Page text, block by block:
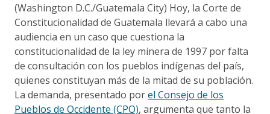
(Washington D.C./Guatemala City) Hoy, la Corte de
Constitucionalidad de Guatemala llevará a cabo una
audiencia en un caso que cuestiona la
constitucionalidad de la ley minera de 1997 por falta
de consultación con los pueblos indígenas del país,
quienes constituyan más de la mitad de su población.
La demanda, presentado porel Consejo de los
Pueblos de Occidente (CPO), argumenta que tanto la